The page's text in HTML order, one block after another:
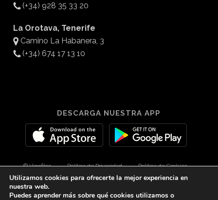
(+34) 928 35 33 20
La Orotava, Tenerife
Camino La Habanera, 3
(+34) 674 17 13 10
DESCARGA NUESTRA APP
© Vinofilos Política de Privacidad Política de Cookies
Aviso Legal Diseño por 3Com Maketing
Utilizamos cookies para ofrecerte la mejor experiencia en
nuestra web.
Puedes aprender más sobre qué cookies utilizamos o